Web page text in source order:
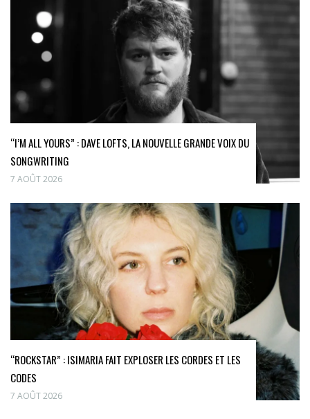
“I’M ALL YOURS” : DAVE LOFTS, LA NOUVELLE GRANDE VOIX DU
SONGWRITING
7 AOÛT 2026
“ROCKSTAR” : ISIMARIA FAIT EXPLOSER LES CORDES ET LES
CODES
7 AOÛT 2026